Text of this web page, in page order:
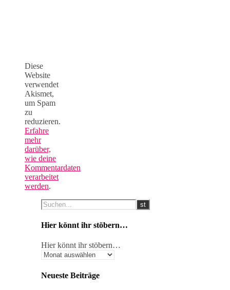
Diese
Website
verwendet
Akismet,
um Spam
zu
reduzieren.
Erfahre
mehr
darüber,
wie deine
Kommentardaten
verarbeitet
werden.
Hier könnt ihr stöbern…
Hier könnt ihr stöbern…
Neueste Beiträge